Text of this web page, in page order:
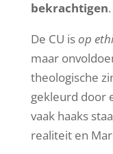
bekrachtigen.
De CU isop
maar
theologische
gekleurd door
vaak haaks
realiteit en